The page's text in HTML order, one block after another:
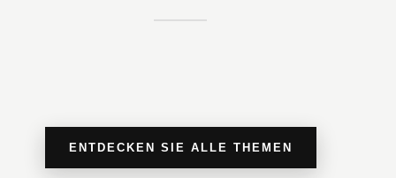
ENTDECKEN SIE ALLE THEMEN